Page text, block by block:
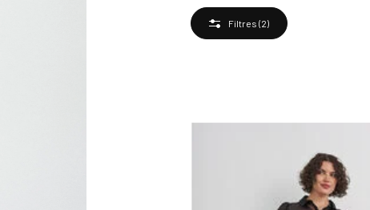
Filtres (2)